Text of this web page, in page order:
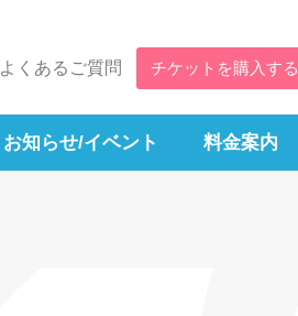
よくあるご質問 チケットを購入する
お知らせ/イベント 料金案内